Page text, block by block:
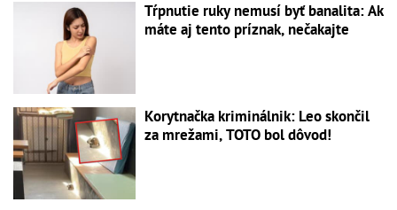
Tŕpnutie ruky nemusí byť banalita: Ak
máte aj tento príznak, nečakajte
Korytnačka kriminálnik: Leo skončil
za mrežami, TOTO bol dôvod!